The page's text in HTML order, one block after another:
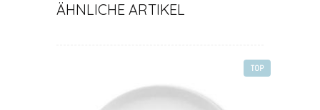
ÄHNLICHE ARTIKEL
TOP